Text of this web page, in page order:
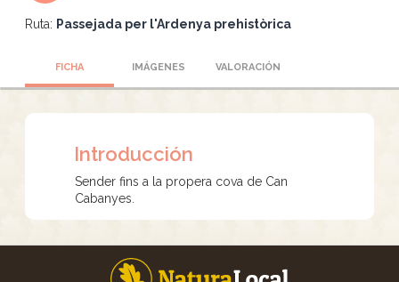
Ruta: Passejada per l'Ardenya prehistòrica
FICHA IMÁGENES VALORACIÓN
Introducción
Sender fins a la propera cova de Can
Cabanyes.